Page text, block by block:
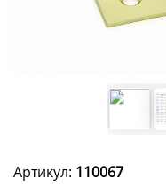
Артикул: 110067